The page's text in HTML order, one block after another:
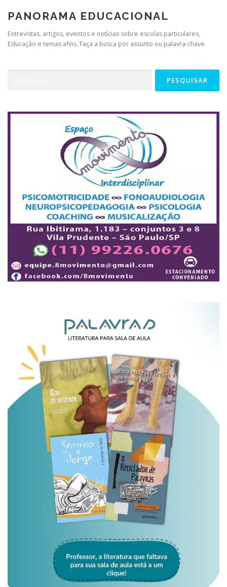
PANORAMA EDUCACIONAL
Entrevistas, artigos, eventos e notícias sobre escolas particulares,
Educação e temas afins. Faça a busca por assunto ou palavra-chave.